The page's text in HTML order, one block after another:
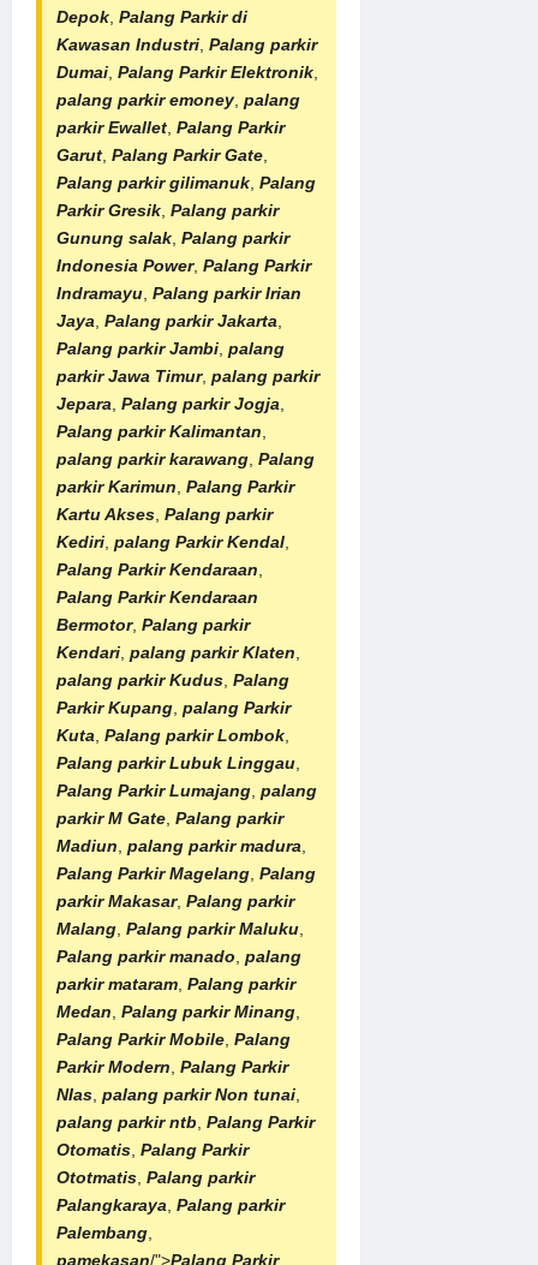
Depok Palang Parkir di
Kawasan Industri Palang parkir
Dumai Palang Parkir Elektronik
palang parkir emoney palang
parkir Ewallet Palang Parkir
Garut Palang Parkir Gate
Palang parkir gilimanuk Palang
Parkir Gresik Palang parkir
Gunung salak Palang parkir
Indonesia Power, Palang Parkir
Indramayu Palang parkir Irian
Jaya Palang parkir Jakarta
Palang parkir Jambi palang
parkir Jawa Timur, palang parkir
Jepara Palang parkir Jogja
Palang parkir Kalimantan
palang parkir karawang Palang
parkir Karimun Palang Parkir
Kartu Akses Palang parkir
Kediri palang Parkir Kendal
Palang Parkir Kendaraan
Palang Parkir Kendaraan
Bermotor, Palang parkir
Kendari palang parkir Klaten
palang parkir Kudus Palang
Parkir Kupang palang Parkir
Kuta Palang parkir Lombok
Palang parkir Lubuk Linggau
Palang Parkir Lumajang palang
parkir M Gate Palang parkir
Madiun palang parkir madura
Palang Parkir Magelang Palang
parkir Makasar, Palang parkir
Malang Palang parkir Maluku
Palang parkir manado palang
parkir mataram Palang parkir
Medan Palang parkir Minang
Palang Parkir Mobile Palang
Parkir Modern Palang Parkir
NIas palang parkir Non tunai
palang parkir ntb Palang Parkir
Otomatis Palang Parkir
Ototmatis Palang parkir
Palangkaraya Palang parkir
Palembang
pamekasan/">Palang Parkir